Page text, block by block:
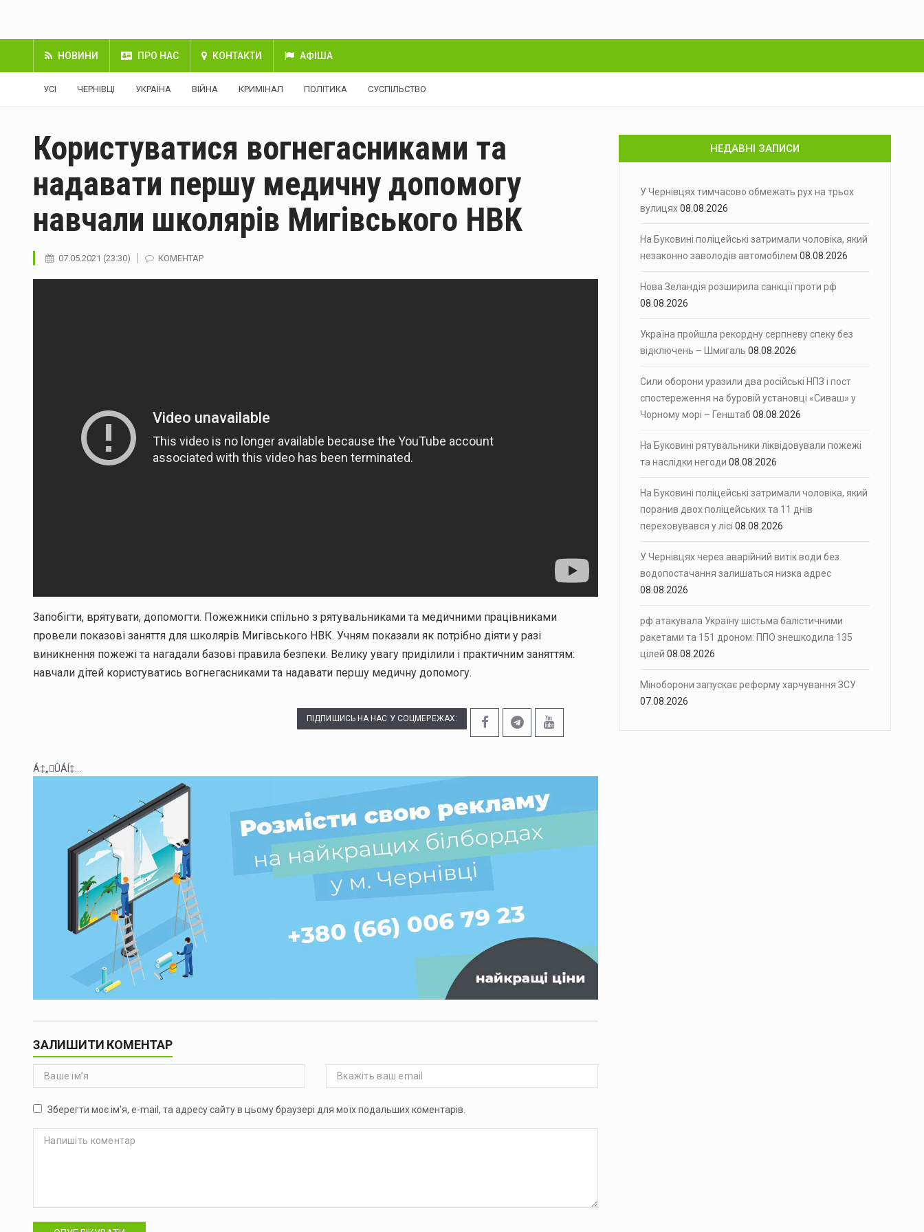
НОВИНИ ПРО НАС КОНТАКТИ АФІША
УСІ ЧЕРНІВЦІ УКРАЇНА ВІЙНА КРИМІНАЛ ПОЛІТИКА СУСПІЛЬСТВО
Користуватися вогнегасниками та
надавати першу медичну допомогу
навчали школярів Мигівського НВК
07.05.2021 (23:30) КОМЕНТАР
Запобігти, врятувати, допомогти. Пожежники спільно з рятувальниками та медичними працівниками
провели показові заняття для школярів Мигівського НВК. Учням показали як потрібно діяти у разі
виникнення пожежі та нагадали базові правила безпеки. Велику увагу приділили і практичним заняттям:
навчали дітей користуватись вогнегасниками та надавати першу медичну допомогу.
ПІДПИШИСЬ НА НАС У СОЦМЕРЕЖАХ:
Á‡„ÛÁÍ‡...
ЗАЛИШИТИ КОМЕНТАР
Зберегти моє ім'я, e-mail, та адресу сайту в цьому браузері для моїх подальших коментарів.
НЕДАВНІ ЗАПИСИ
У Чернівцях тимчасово обмежать рух на трьох
вулицях08.08.2026
На Буковині поліцейські затримали чоловіка, який
незаконно заволодів автомобілем 08.08.2026
Нова Зеландія розширила санкції проти рф
08.08.2026
Україна пройшла рекордну серпневу спеку без
відключень – Шмигаль 08.08.2026
Сили оборони уразили два російські НПЗ і пост
спостереження на буровій установці «Сиваш» у
Чорному морі – Генштаб 08.08.2026
На Буковині рятувальники ліквідовували пожежі
та наслідки негоди 08.08.2026
На Буковині поліцейські затримали чоловіка, який
поранив двох поліцейських та 11 днів
переховувався у лісі 08.08.2026
У Чернівцях через аварійний витік води без
водопостачання залишаться низка адрес
08.08.2026
рф атакувала Україну шістьма балістичними
ракетами та 151 дроном: ППО знешкодила 135
цілей 08.08.2026
Міноборони запускає реформу харчування ЗСУ
07.08.2026